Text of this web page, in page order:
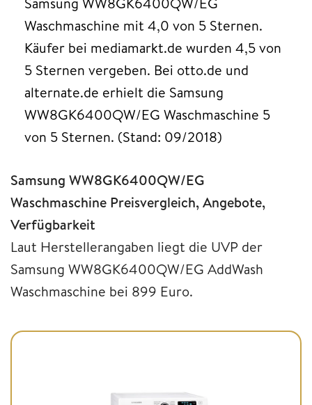
Waschmaschine mit 4,0 von 5 Sternen.
Käufer bei mediamarkt.de wurden 4,5 von
5 Sternen vergeben. Bei otto.de und
alternate.de erhielt die Samsung
WW8GK6400QW/EG Waschmaschine 5
von 5 Sternen. (Stand: 09/2018)
Samsung WW8GK6400QW/EG
Waschmaschine Preisvergleich, Angebote,
Verfügbarkeit
Laut Herstellerangaben liegt die UVP der
Samsung WW8GK6400QW/EG AddWash
Waschmaschine bei 899 Euro.